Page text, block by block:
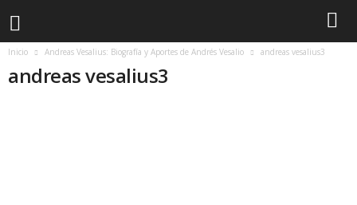
Inicio Andreas Vesalius: Biografía y Aportes de Andrés Vesalio andreas vesalius3
andreas vesalius3